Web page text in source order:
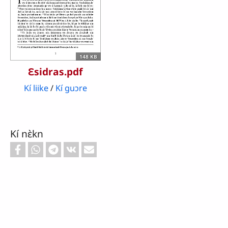
148 KB
Ɛsidras.pdf
Kí liike/ Kí guɔre
Kí nɛ̀kn